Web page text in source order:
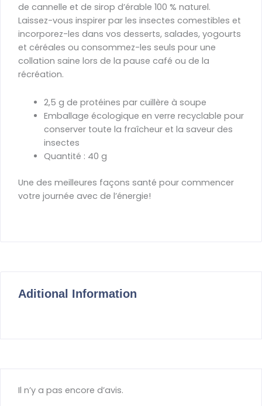
de cannelle et de sirop d’érable 100 % naturel.
Laissez-vous inspirer par les insectes comestibles et
incorporez-les dans vos desserts, salades, yogourts
et céréales ou consommez-les seuls pour une
collation saine lors de la pause café ou de la
récréation.
2,5 g de protéines par cuillère à soupe
Emballage écologique en verre recyclable pour
conserver toute la fraîcheur et la saveur des
insectes
Quantité : 40 g
Une des meilleures façons santé pour commencer
votre journée avec de l’énergie!
Aditional Information
Il n’y a pas encore d’avis.